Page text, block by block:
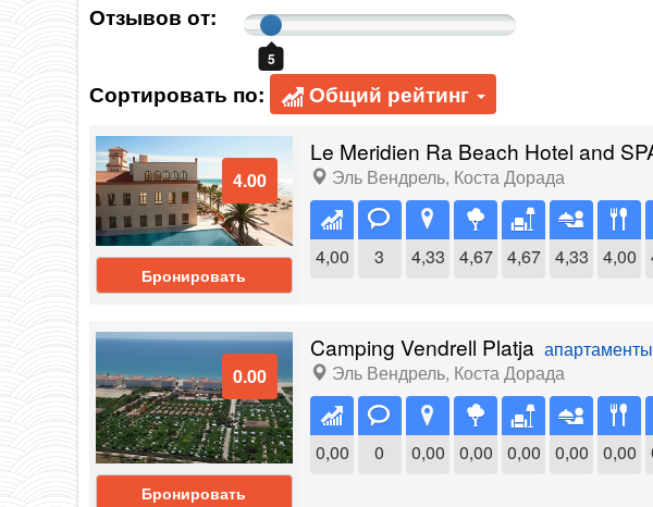
Отзывов от:
5
Сортировать по: Общий рейтинг
4.00
Бронировать
Le Meridien Ra Beach Hotel and
Эль Вендрель, Коста Дорада
4,00 3 4,33 4,67 4,67 4,33 4,00
0.00
Бронировать
Camping Vendrell Platja апартаменты
Эль Вендрель, Коста Дорада
0,00 0 0,00 0,00 0,00 0,00 0,00